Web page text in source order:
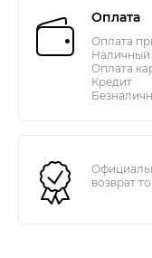
Оплата
Оплата
Наличный
Оплата
Кредит
возврат